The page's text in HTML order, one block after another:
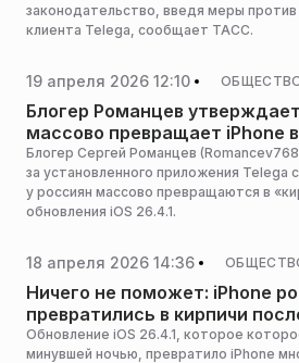
законодательство, введя меры
клиента Telega, сообщает ТАСС.
19 апреля 2026 12:10
Блогер Романцев
массово превращает iPhone
Блогер Сергей Романцев
за установленного приложения Telega
у россиян массово превращаются в
обновления iOS 26.4.1.
18 апреля 2026 14:36
Ничего не поможет: iPhone
превратились в кирпичи
Обновление iOS 26.4.1, которое
минувшей ночью, превратило iPhone